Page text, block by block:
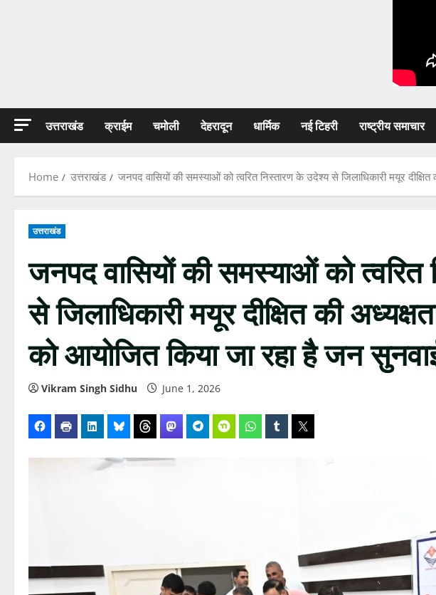
उत्तराखंड क्राईम चमोली देहरादून धार्मिक नई टिहरी राष्ट्रीय समाचार
Home उत्तराखंड जनपद वासियों की समस्याओं को त्वरित निस्तारण के उदेश्य से जिलाधिकारी मयूर
उत्तराखंड
जनपद वासियों की समस्याओं को
से जिलाधिकारी मयूर दीक्षित की
को आयोजित किया जा रहा है जन
Vikram Singh Sidhu June 1, 2026